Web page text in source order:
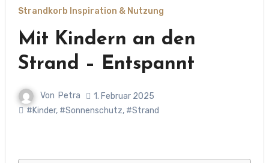
Strandkorb Inspiration & Nutzung
Mit Kindern an den
Strand – Entspannt
Von Petra
1. Februar 2025
#Kinder, #Sonnenschutz, #Strand